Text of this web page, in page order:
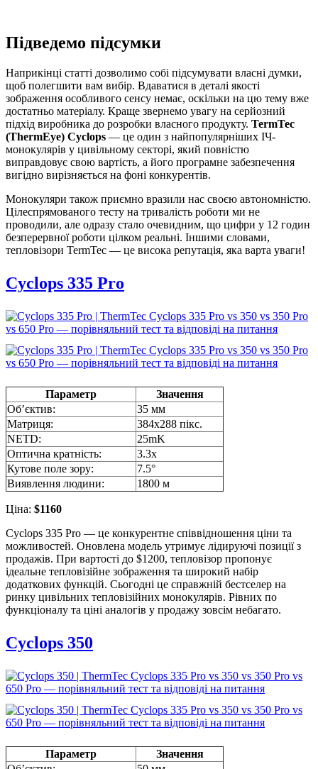
Підведемо підсумки
Наприкінці статті дозволимо собі підсумувати власні думки,
щоб полегшити вам вибір. Вдаватися в деталі якості
зображення особливого сенсу немає, оскільки на цю тему вже
достатньо матеріалу. Краще звернемо увагу на серйозний
підхід виробника до розробки власного продукту. TermTec
(ThermEye) Cyclops — це один з найпопулярніших ІЧ-
монокулярів у цивільному секторі, який повністю
виправдовує свою вартість, а його програмне забезпечення
вигідно вирізняється на фоні конкурентів.
Монокуляри також приємно вразили нас своєю автономністю.
Цілеспрямованого тесту на тривалість роботи ми не
проводили, але одразу стало очевидним, що цифри у 12 годин
безперервної роботи цілком реальні. Іншими словами,
тепловізори TermTec — це висока репутація, яка варта уваги!
Cyclops 335 Pro
Параметр
Значення
Об’єктив:
35 мм
Матриця:
384x288 пікс.
NETD:
25mK
Оптична кратність:
3.3х
Кутове поле зору:
7.5°
Виявлення людини:
1800 м
Ціна: $1160
Cyclops 335 Pro — це конкурентне співвідношення ціни та
можливостей. Оновлена модель утримує лідируючі позиції з
продажів. При вартості до $1200, тепловізор пропонує
ідеальне тепловізійне зображення та широкий набір
додаткових функцій. Сьогодні це справжній бестселер на
ринку цивільних тепловізійних монокулярів. Рівних по
функціоналу та ціні аналогів у продажу зовсім небагато.
Cyclops 350
Параметр
Значення